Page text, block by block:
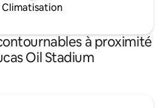
Climatisation
à proximité
Oil Stadium